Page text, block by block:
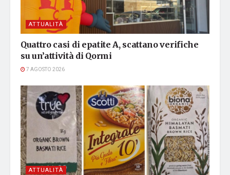
ATTUALITÀ
Quattro casi di epatite A, scattano verifiche
su un’attività di Qormi
7 AGOSTO 2026
ATTUALITÀ